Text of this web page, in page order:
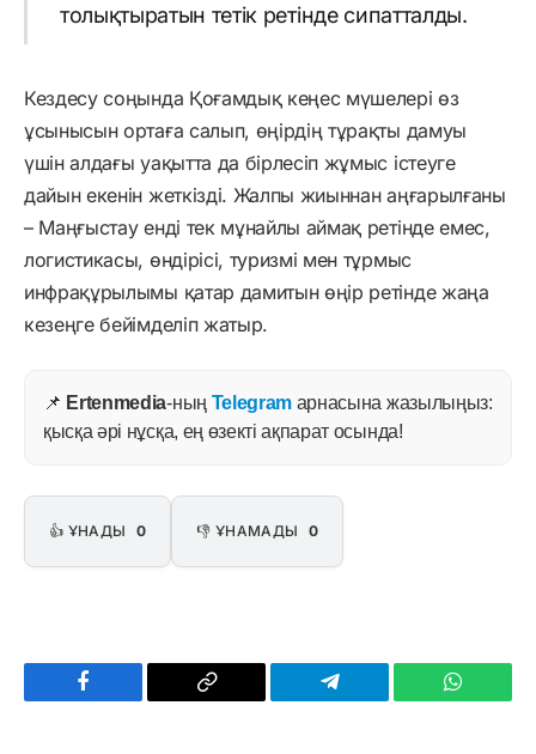
толықтыратын тетік ретінде сипатталды.
Кездесу соңында Қоғамдық кеңес мүшелері өз
ұсынысын ортаға салып, өңірдің тұрақты дамуы
үшін алдағы уақытта да бірлесіп жұмыс істеуге
дайын екенін жеткізді. Жалпы жиыннан аңғарылғаны
– Маңғыстау енді тек мұнайлы аймақ ретінде емес,
логистикасы, өндірісі, туризмі мен тұрмыс
инфрақұрылымы қатар дамитын өңір ретінде жаңа
кезеңге бейімделіп жатыр.
📌 Ertenmedia-ның Telegram арнасына жазылыңыз:
қысқа әрі нұсқа, ең өзекті ақпарат осында!
👍 ҰНАДЫ 0 👎 ҰНАМАДЫ 0
Facebook
Copy
Telegram